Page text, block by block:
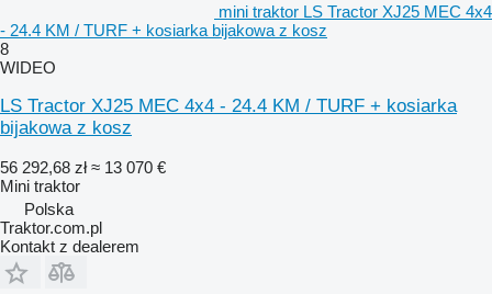
mini traktor LS Tractor XJ25 MEC 4x4
- 24.4 KM / TURF + kosiarka bijakowa z kosz
8
WIDEO
LS Tractor XJ25 MEC 4x4 - 24.4 KM / TURF + kosiarka
bijakowa z kosz
56 292,68 zł ≈ 13 070 €
Mini traktor
Polska
Traktor.com.pl
Kontakt z dealerem